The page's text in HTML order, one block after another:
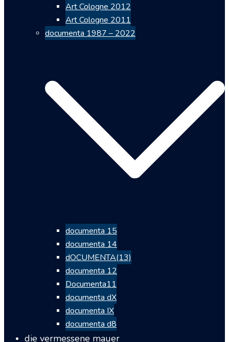
Art Cologne 2012
Art Cologne 2011
documenta 1987 – 2022
documenta 15
documenta 14
dOCUMENTA(13)
documenta 12
Documenta11
documenta dX
documenta IX
documenta d8
die vermessene mauer